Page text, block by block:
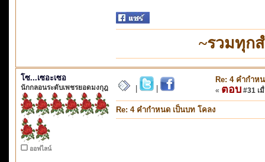
~รวมทุก
โซ...เซอะเซอ
นักกลอนระดับเพชรยอดมงกุฎ
ออฟไลน์
Re: 4 คำกำห
« ตอบ #31 เ
Re: 4 คำกำหนด เป็นบท โคลง